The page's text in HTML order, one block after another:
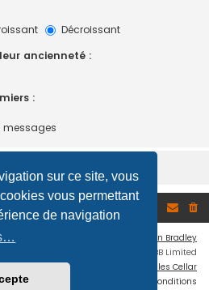
sur ce site, vous
vous permettant
de navigation
Décroissant
ancienneté :
:
Ian Bradley
® Forum Software © phpBB Limited
Traduction française officielle
Miles Cellar
Conditions